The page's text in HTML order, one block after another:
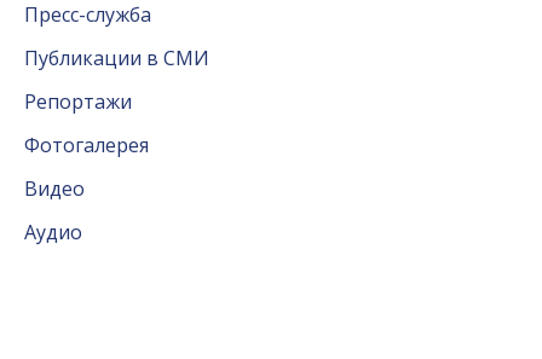
Пресс-служба
Публикации в СМИ
Репортажи
Фотогалерея
Видео
Аудио